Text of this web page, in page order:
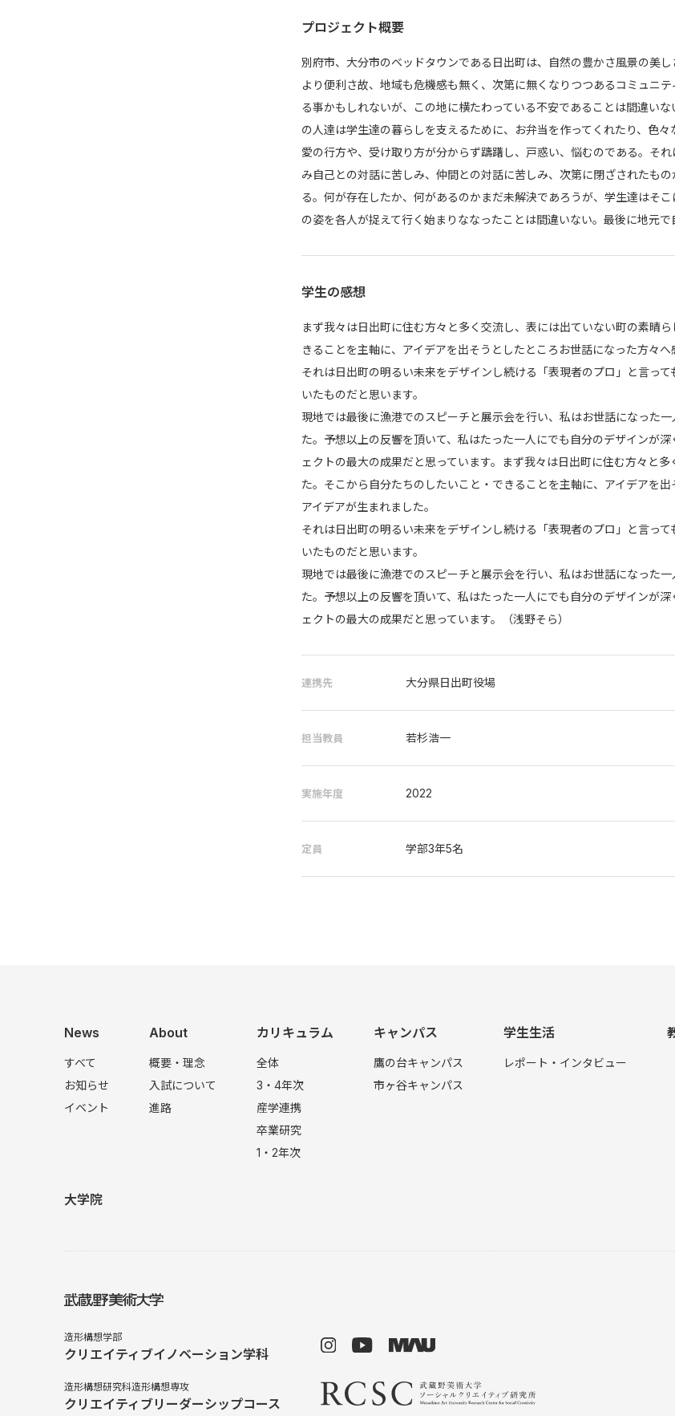
プロジェクト概要
別府市、大分市のベッドタウンである日出町は、自然の豊かさ風景の美
より便利さ故、地域も危機感も無く、次第に無くなりつつあるコミュニ
る事かもしれないが、この地に横たわっている不安であることは間違い
の人達は学生達の暮らしを支えるために、お弁当を作ってくれたり、色
愛の行方や、受け取り方が分からず躊躇し、戸惑い、悩むのである。そ
み自己との対話に苦しみ、仲間との対話に苦しみ、次第に閉ざされたも
る。何が存在したか、何があるのかまだ未解決であろうが、学生達はそ
の姿を各人が捉えて行く始まりななったことは間違いない。最後に地元
学生の感想
まず我々は日出町に住む方々と多く交流し、表には出ていない町の素晴
きることを主軸に、アイデアを出そうとしたところお世話になった方々
それは日出町の明るい未来をデザインし続ける「表現者のプロ」と言っ
いたものだと思います。
現地では最後に漁港でのスピーチと展示会を行い、私はお世話になった
た。予想以上の反響を頂いて、私はたった一人にでも自分のデザインが
ェクトの最大の成果だと思っています。まず我々は日出町に住む方々と
た。そこから自分たちのしたいこと・できることを主軸に、アイデアを
アイデアが生まれました。
それは日出町の明るい未来をデザインし続ける「表現者のプロ」と言っ
いたものだと思います。
現地では最後に漁港でのスピーチと展示会を行い、私はお世話になった
た。予想以上の反響を頂いて、私はたった一人にでも自分のデザインが
ェクトの最大の成果だと思っています。（浅野そら）
連携先 ⼤分県⽇出町役場
担当教員 若杉浩⼀
実施年度 2022
定員 学部3年5名
News
すべて
お知らせ
イベント
About
概要・理念
入試について
進路
カリキュラム
全体
3・4年次
産学連携
卒業研究
1・2年次
キャンパス
鷹の台キャンパス
市ヶ谷キャンパス
学生生活
レポート・インタビュー
大学院
造形構想学部
クリエイティブイノベーション学科
造形構想研究科造形構想専攻
クリエイティブリーダーシップコース